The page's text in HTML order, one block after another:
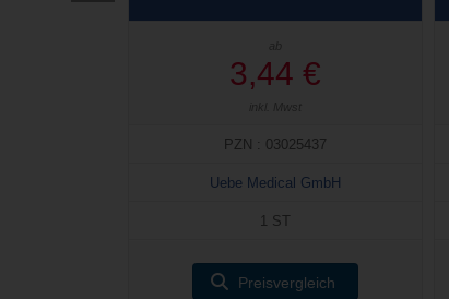
ab
3,44 €
inkl. Mwst
PZN : 03025437
Uebe Medical GmbH
1 ST
Preisvergleich